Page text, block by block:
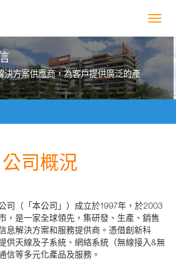
決方案供應商，為客戶提供廣泛的產
公司概況
司（「本公司」）成立於1997年，於2003
，是一家全球領先，集研發、生產、銷售
息解決方案和服務提供商。憑借創新科
供天線及子系統、網絡系統（無線接入&無
信等多元化產品及服務。